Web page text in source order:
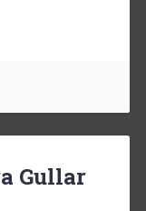
Gullar